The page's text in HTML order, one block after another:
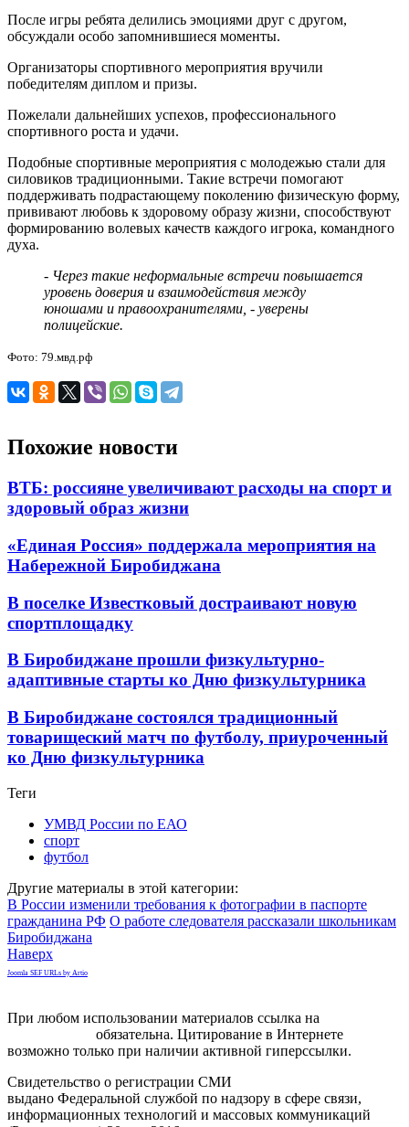
После игры ребята делились эмоциями друг с другом,
обсуждали особо запомнившиеся моменты.
Организаторы спортивного мероприятия вручили
победителям диплом и призы.
Пожелали дальнейших успехов, профессионального
спортивного роста и удачи.
Подобные спортивные мероприятия с молодежью стали для
силовиков традиционными. Такие встречи помогают
поддерживать подрастающему поколению физическую форму,
прививают любовь к здоровому образу жизни, способствуют
формированию волевых качеств каждого игрока, командного
духа.
- Через такие неформальные встречи повышается
уровень доверия и взаимодействия между
юношами и правоохранителями, - уверены
полицейские.
Фото: 79.мвд.рф
Похожие новости
ВТБ: россияне увеличивают расходы на спорт и
здоровый образ жизни
«Единая Россия» поддержала мероприятия на
Набережной Биробиджана
В поселке Известковый достраивают новую
спортплощадку
В Биробиджане прошли физкультурно-
адаптивные старты ко Дню физкультурника
В Биробиджане состоялся традиционный
товарищеский матч по футболу, приуроченный
ко Дню физкультурника
Теги
УМВД России по ЕАО
спорт
футбол
Другие материалы в этой категории:
В России изменили требования к фотографии в паспорте
гражданина РФ О работе следователя рассказали школьникам
Биробиджана
Наверх
Joomla SEF URLs by Artio
При любом использовании материалов ссылка на
обязательна. Цитирование в Интернете
возможно только при наличии активной гиперссылки.
Свидетельство о регистрации СМИ
выдано Федеральной службой по надзору в сфере связи,
информационных технологий и массовых коммуникаций